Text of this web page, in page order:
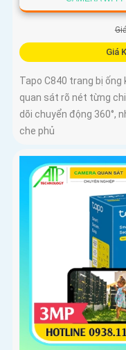
Giá
Tapo C840 trang bị ống
quan sát rõ nét từng
dõi chuyển động 360°,
che phủ